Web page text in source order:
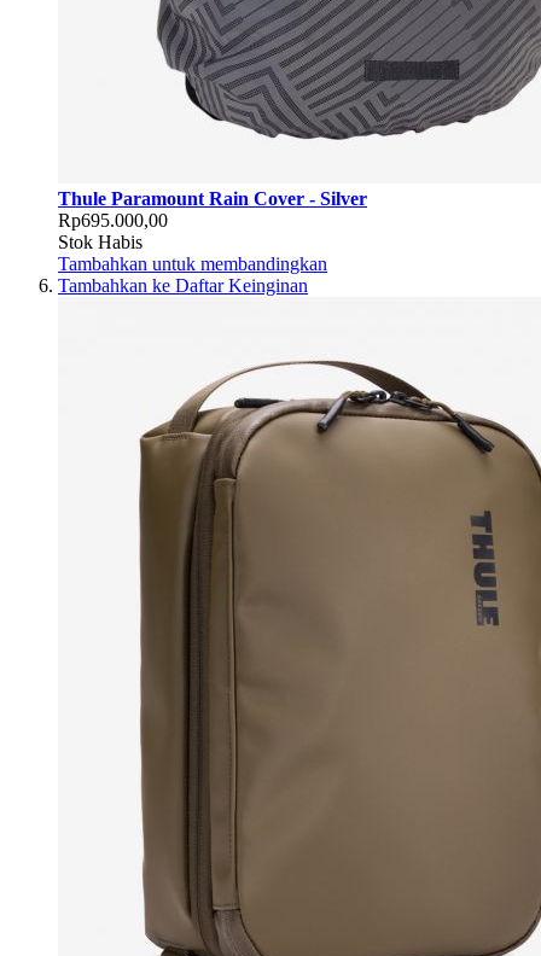
Thule Paramount Rain Cover - Silver
Rp695.000,00
Stok Habis
Tambahkan untuk membandingkan
Tambahkan ke Daftar Keinginan